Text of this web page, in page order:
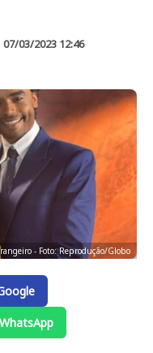
07/03/2023 12:46
- Foto: Reprodução/Globo